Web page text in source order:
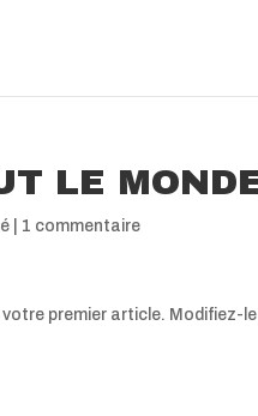
LE
1 commentaire
premier article. Modifiez-